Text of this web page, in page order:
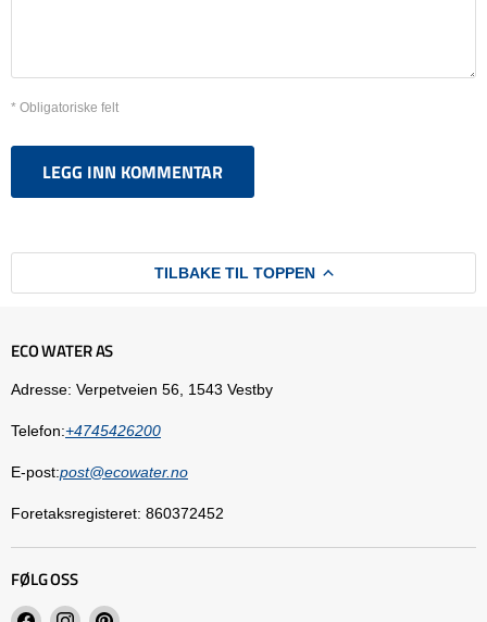
* Obligatoriske felt
LEGG INN KOMMENTAR
TILBAKE TIL TOPPEN
ECO WATER AS
Adresse: Verpetveien 56, 1543 Vestby
Telefon:+4745426200
E-post:post@ecowater.no
Foretaksregisteret: 860372452
FØLG OSS
Finn Finn Finn